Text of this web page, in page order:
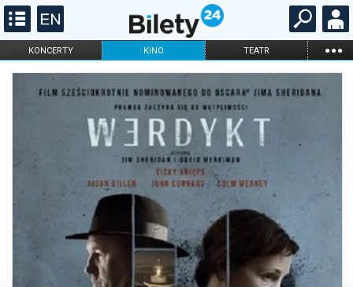
KONCERTY KINO TEATR ...
FILHARMONIA OPERA I BALET
DLA DZIECI
ONLINE KARNETY